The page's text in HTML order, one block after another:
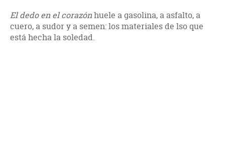
El dedo en el corazónhuele a gasolina, a asfalto, a
cuero, a sudor y a semen: los materiales de lso que
está hecha la soledad.